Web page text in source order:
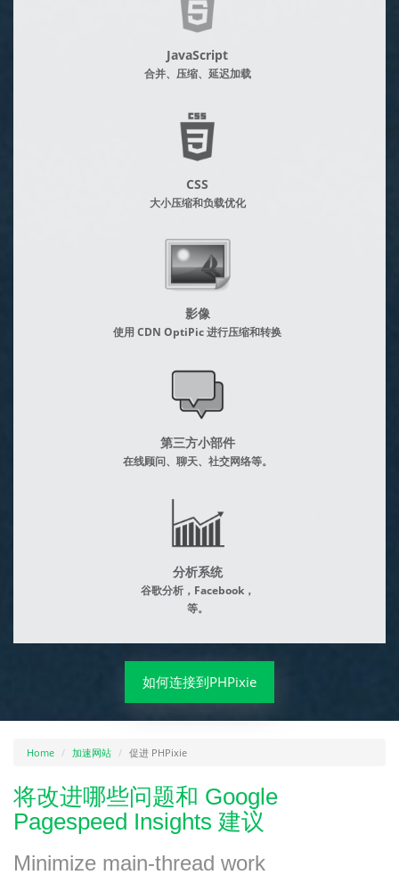
JavaScript
合并、压缩、延迟加载
CSS
大小压缩和负载优化
影像
使用 CDN OptiPic 进行压缩和转换
第三方小部件
在线顾问、聊天、社交网络等。
分析系统
谷歌分析，Facebook，
等。
如何连接到PHPixie
Home 加速网站 促进 PHPixie
将改进哪些问题和 Google
Pagespeed Insights 建议
Minimize main-thread work